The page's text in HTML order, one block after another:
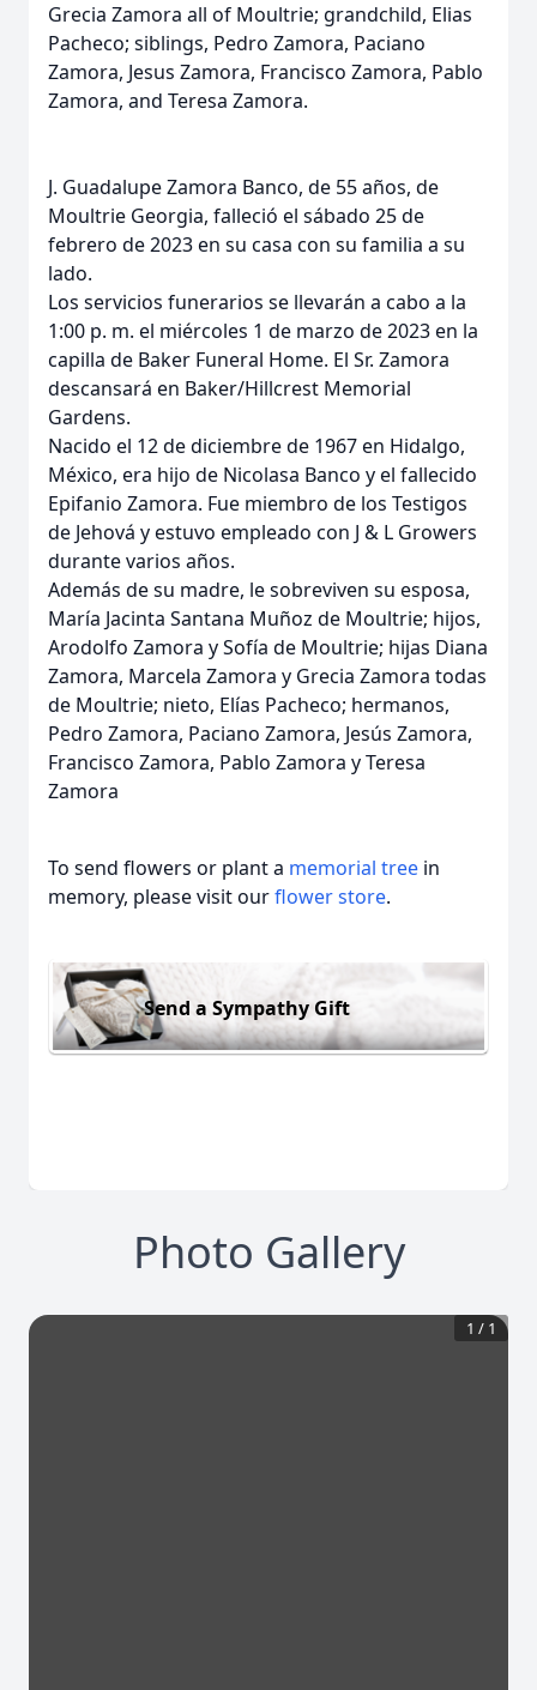
Grecia Zamora all of Moultrie; grandchild, Elias
Pacheco; siblings, Pedro Zamora, Paciano
Zamora, Jesus Zamora, Francisco Zamora, Pablo
Zamora, and Teresa Zamora.
J. Guadalupe Zamora Banco, de 55 años, de
Moultrie Georgia, falleció el sábado 25 de
febrero de 2023 en su casa con su familia a su
lado.
Los servicios funerarios se llevarán a cabo a la
1:00 p. m. el miércoles 1 de marzo de 2023 en la
capilla de Baker Funeral Home. El Sr. Zamora
descansará en Baker/Hillcrest Memorial
Gardens.
Nacido el 12 de diciembre de 1967 en Hidalgo,
México, era hijo de Nicolasa Banco y el fallecido
Epifanio Zamora. Fue miembro de los Testigos
de Jehová y estuvo empleado con J & L Growers
durante varios años.
Además de su madre, le sobreviven su esposa,
María Jacinta Santana Muñoz de Moultrie; hijos,
Arodolfo Zamora y Sofía de Moultrie; hijas Diana
Zamora, Marcela Zamora y Grecia Zamora todas
de Moultrie; nieto, Elías Pacheco; hermanos,
Pedro Zamora, Paciano Zamora, Jesús Zamora,
Francisco Zamora, Pablo Zamora y Teresa
Zamora
To send flowers or plant a memorial tree in
memory, please visit ourflower store.
Send a Sympathy Gift
Photo Gallery
1 / 1